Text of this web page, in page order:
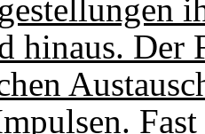
hinaus. Der